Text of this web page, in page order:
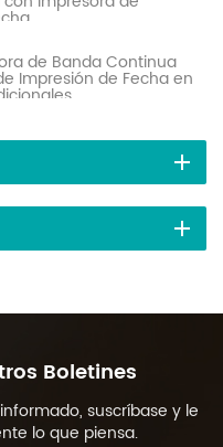
de Banda Continua
Impresión de Fecha en
Boletines
suscríbase y le
lo que piensa.